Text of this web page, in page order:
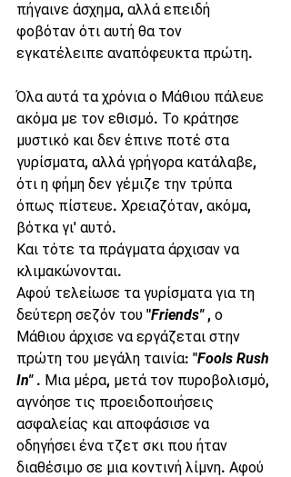
πήγαινε άσχημα, αλλά επειδή
φοβόταν ότι αυτή θα τον
εγκατέλειπε αναπόφευκτα πρώτη.
Όλα αυτά τα χρόνια ο Μάθιου πάλευε
ακόμα με τον εθισμό. Το κράτησε
μυστικό και δεν έπινε ποτέ στα
γυρίσματα, αλλά γρήγορα κατάλαβε,
ότι η φήμη δεν γέμιζε την τρύπα
όπως πίστευε. Χρειαζόταν, ακόμα,
βότκα γι' αυτό.
Και τότε τα πράγματα άρχισαν να
κλιμακώνονται.
Αφού τελείωσε τα γυρίσματα για τη
δεύτερη σεζόν του "Friends" , ο
Μάθιου άρχισε να εργάζεται στην
πρώτη του μεγάλη ταινία: "Fools Rush
In" . Μια μέρα, μετά τον πυροβολισμό,
αγνόησε τις προειδοποιήσεις
ασφαλείας και αποφάσισε να
οδηγήσει ένα τζετ σκι που ήταν
διαθέσιμο σε μια κοντινή λίμνη. Αφού